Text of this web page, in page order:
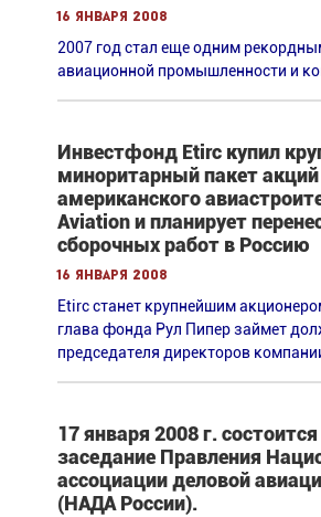
16 января 2008
2007 год стал еще одним
авиационной промышленности и
Инвестфонд Etirc купил
миноритарный пакет акций
американского
Aviation и планирует
сборочных работ в Россию
16 января 2008
Etirc станет крупнейшим
глава фонда Рул Пипер займет
председателя директоров
17 января 2008 г.
заседание Правления
ассоциации деловой
(НАДА России).